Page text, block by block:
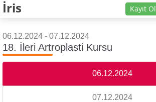
İris Kayıt Ol
06.12.2024 - 07.12.2024
18. İleri Artroplasti Kursu
06.12.2024
07.12.2024